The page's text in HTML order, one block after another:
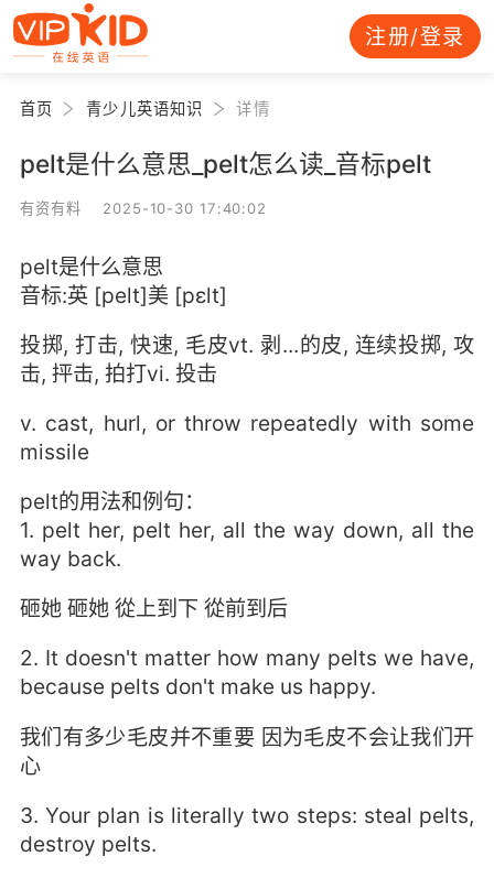
注册/登录
首页 青少儿英语知识 详情
pelt是什么意思_pelt怎么读_音标pelt
有资有料 2025-10-30 17:40:02
pelt是什么意思
音标:英 [pelt]美 [pɛlt]
投掷, 打击, 快速, 毛皮vt. 剥...的皮, 连续投掷, 攻
击, 抨击, 拍打vi. 投击
v. cast, hurl, or throw repeatedly with some
missile
pelt的用法和例句：
1. pelt her, pelt her, all the way down, all the
way back.
砸她 砸她 從上到下 從前到后
2. It doesn't matter how many pelts we have,
because pelts don't make us happy.
我们有多少毛皮并不重要 因为毛皮不会让我们开
心
3. Your plan is literally two steps: steal pelts,
destroy pelts.